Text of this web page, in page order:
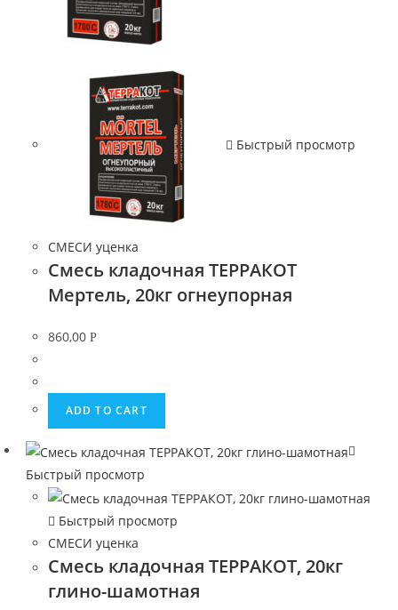
Быстрый просмотр
СМЕСИ уценка
Смесь кладочная ТЕРРАКОТ
Мертель, 20кг огнеупорная
860,00 Р
ADD TO CART
Быстрый просмотр
Быстрый просмотр
СМЕСИ уценка
Смесь кладочная ТЕРРАКОТ, 20кг
глино-шамотная